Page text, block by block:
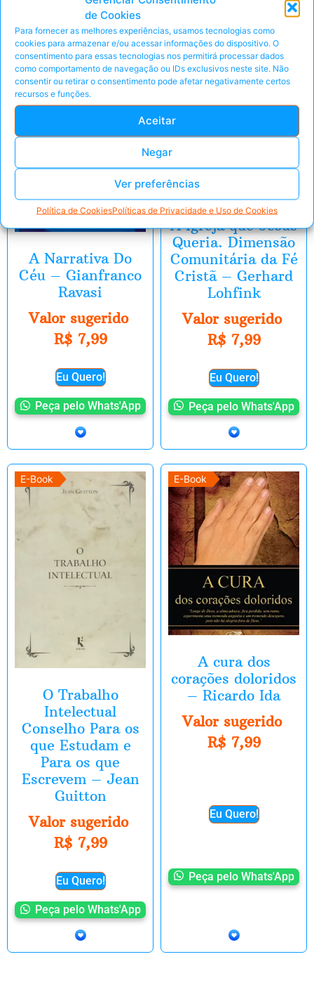
de Cookies
Para fornecer as melhores experiências, usamos tecnologias como
cookies para armazenar e/ou acessar informações do dispositivo. O
consentimento para essas tecnologias nos permitirá processar dados
como comportamento de navegação ou IDs exclusivos neste site. Não
consentir ou retirar o consentimento pode afetar negativamente certos
recursos e funções.
Aceitar
Negar
Ver preferências
Política de CookiesPolíticas de Privacidade e Uso de Cookies
E-Book
A Narrativa Do
Céu – Gianfranco
Ravasi
Valor sugerido
R$7,99
Eu Quero!
Peça pelo Whats'App
E-Book
A Igreja que Jesus
Queria. Dimensão
Comunitária da Fé
Cristã – Gerhard
Lohfink
Valor sugerido
R$7,99
Eu Quero!
Peça pelo Whats'App
E-Book
O Trabalho
Intelectual
Conselho Para os
que Estudam e
Para os que
Escrevem – Jean
Guitton
Valor sugerido
R$7,99
Eu Quero!
Peça pelo Whats'App
E-Book
A cura dos
corações doloridos
– Ricardo Ida
Valor sugerido
R$7,99
Eu Quero!
Peça pelo Whats'App